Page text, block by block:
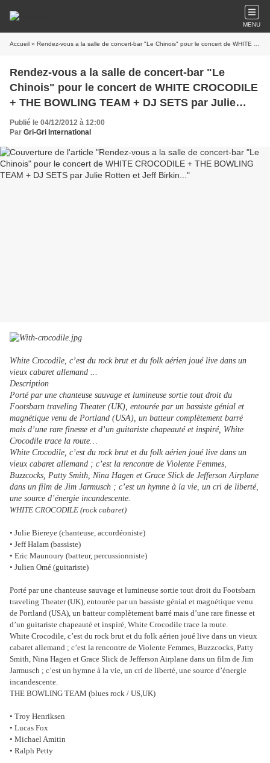
MENU
Accueil » Rendez-vous a la salle de concert-bar "Le Chinois" pour le concert de WHITE CROCODILE + THE BOWLING TEAM + DJ SETS par Julie Rotten et Jeff Birkin...
Rendez-vous a la salle de concert-bar "Le
Chinois" pour le concert de WHITE CROCODILE
+ THE BOWLING TEAM + DJ SETS par Julie
Rotten et Jeff Birkin...
Publié le 04/12/2012 à 12:00
Par Gri-Gri International
White Crocodile, c’est du rock brut et du folk aérien joué live dans un
vieux cabaret allemand ...
Description
Porté par une chanteuse sauvage et lumineuse sortie tout droit du
Footsbarn traveling Theater (UK), entourée par un bassiste génial et
magnétique venu de Portland (USA), un batteur complètement barré
mais d’une rare finesse et d’un guitariste chapeauté et inspiré, White
Crocodile trace la route…
White Crocodile, c’est du rock brut et du folk aérien joué live dans un
vieux cabaret allemand ; c’est la rencontre de Violente Femmes,
Buzzcocks, Patty Smith, Nina Hagen et Grace Slick de Jefferson Airplane
dans un film de Jim Jarmusch ; c’est un hymne à la vie, un cri de liberté,
une source d’énergie incandescente.
WHITE CROCODILE (rock cabaret)
• Julie Biereye (chanteuse, accordéoniste)
• Jeff Halam (bassiste)
• Eric Maunoury (batteur, percussionniste)
• Julien Omé (guitariste)
Porté par une chanteuse sauvage et lumineuse sortie tout droit du Footsbarn
traveling Theater (UK), entourée par un bassiste génial et magnétique venu
de Portland (USA), un batteur complètement barré mais d’une rare finesse et
d’un guitariste chapeauté et inspiré, White Crocodile trace la route.
White Crocodile, c’est du rock brut et du folk aérien joué live dans un vieux
cabaret allemand ; c’est la rencontre de Violente Femmes, Buzzcocks, Patty
Smith, Nina Hagen et Grace Slick de Jefferson Airplane dans un film de Jim
Jarmusch ; c’est un hymne à la vie, un cri de liberté, une source d’énergie
incandescente.
THE BOWLING TEAM (blues rock / US,UK)
• Troy Henriksen
• Lucas Fox
• Michael Amitin
• Ralph Petty